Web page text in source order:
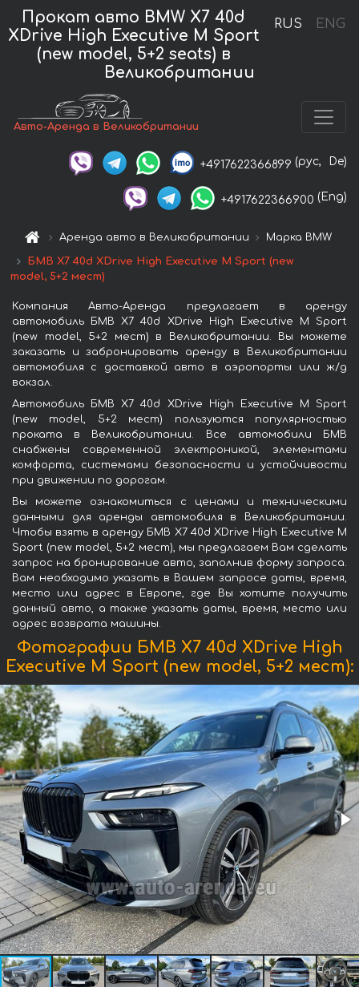
RUS ENG
Прокат авто BMW X7 40d
XDrive High Executive M Sport
(new model, 5+2 seats) в
Великобритании
Авто-Аренда в Великобритании
+4917622366899 (рус, De)
+4917622366900 (Eng)
Аренда авто в Великобритании Марка BMW
БМВ X7 40d XDrive High Executive M Sport (new
model, 5+2 мест)
Компания Авто-Аренда предлагает в аренду
автомобиль БМВ X7 40d XDrive High Executive M Sport
(new model, 5+2 мест) в Великобритании. Вы можете
заказать и забронировать аренду в Великобритании
автомобиля с доставкой авто в аэропорты или ж/д
вокзал.
Автомобиль БМВ X7 40d XDrive High Executive M Sport
(new model, 5+2 мест) пользуются популярностью
проката в Великобритании. Все автомобили БМВ
снабжены современной электроникой, элементами
комфорта, системами безопасности и устойчивости
при движении по дорогам.
Вы можете ознакомиться с ценами и техническими
данными для аренды автомобиля в Великобритании.
Чтобы взять в аренду БМВ X7 40d XDrive High Executive M
Sport (new model, 5+2 мест), мы предлагаем Вам сделать
запрос на бронирование авто, заполнив форму запроса.
Вам необходимо указать в Вашем запросе даты, время,
место или адрес в Европе, где Вы хотите получить
данный авто, а также указать даты, время, место или
адрес возврата машины.
Фотографии БМВ X7 40d XDrive High
Executive M Sport (new model, 5+2 мест):